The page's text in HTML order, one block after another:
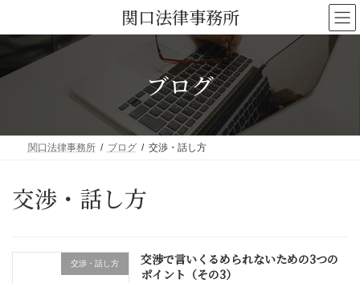
関口法律事務所
ブログ
関口法律事務所 ブログ 交渉・話し方
交渉・話し方
交渉・話し方
交渉で言いくるめられないための3つの
ポイント（その3）